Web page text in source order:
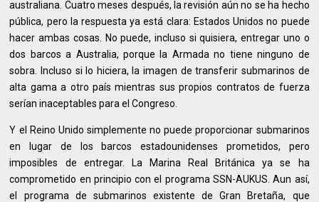
australiana. Cuatro meses después, la revisión aún no se ha hecho
pública, pero la respuesta ya está clara: Estados Unidos no puede
hacer ambas cosas. No puede, incluso si quisiera, entregar uno o
dos barcos a Australia, porque la Armada no tiene ninguno de
sobra. Incluso si lo hiciera, la imagen de transferir submarinos de
alta gama a otro país mientras sus propios contratos de fuerza
serían inaceptables para el Congreso.
Y el Reino Unido simplemente no puede proporcionar submarinos
en lugar de los barcos estadounidenses prometidos, pero
imposibles de entregar. La Marina Real Británica ya se ha
comprometido en principio con el programa SSN-AUKUS. Aun así,
el programa de submarinos existente de Gran Bretaña, que